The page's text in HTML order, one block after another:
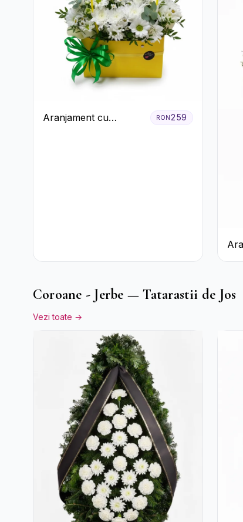
Aranjament cu
RON259
Coroane - Jerbe — Tatarastii de Jos
Vezi toate →